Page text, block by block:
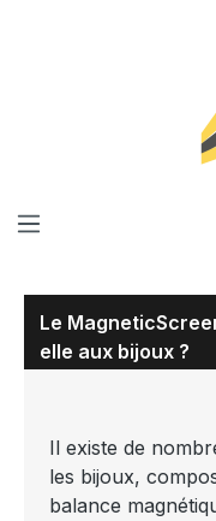
Le
elle aux bijoux ?
Il existe de
les bijoux,
balance